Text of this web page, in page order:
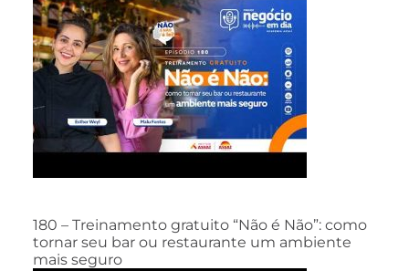
180 – Treinamento gratuito “Não é Não”: como
tornar seu bar ou restaurante um ambiente
mais seguro